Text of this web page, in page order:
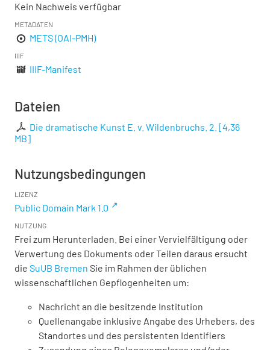
Kein Nachweis verfügbar
METADATEN
METS (OAI-PMH)
IIIF
IIIF-Manifest
Dateien
Die dramatische Kunst E. v. Wildenbruchs. 2. [4,36
MB]
Nutzungsbedingungen
LIZENZ
Public Domain Mark 1.0
NUTZUNG
Frei zum Herunterladen. Bei einer Vervielfältigung oder
Verwertung des Dokuments oder Teilen daraus ersucht
die SuUB Bremen Sie im Rahmen der üblichen
wissenschaftlichen Gepflogenheiten um:
Nachricht an die besitzende Institution
Quellenangabe inklusive Angabe des Urhebers, des
Standortes und des persistenten Identifiers